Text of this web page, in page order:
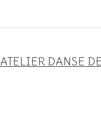
ATELIER DANSE